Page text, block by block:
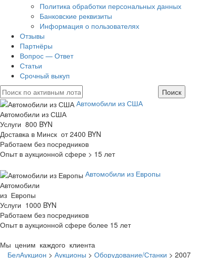
Политика обработки персональных данных
Банковские реквизиты
Информация о пользователях
Отзывы
Партнёры
Вопрос — Ответ
Статьи
Срочный выкуп
Автомобили из США
Автомобили из США
Услуги 800 BYN
Доставка в Минск от 2400 BYN
Работаем без посредников
Опыт в аукционной сфере > 15 лет
Автомобили из Европы
Автомобили
из Европы
Услуги 1000 BYN
Работаем без посредников
Опыт в аукционной сфере более 15 лет
Мы ценим каждого клиента
БелАукцион > Аукционы > Оборудование/Станки > 2007